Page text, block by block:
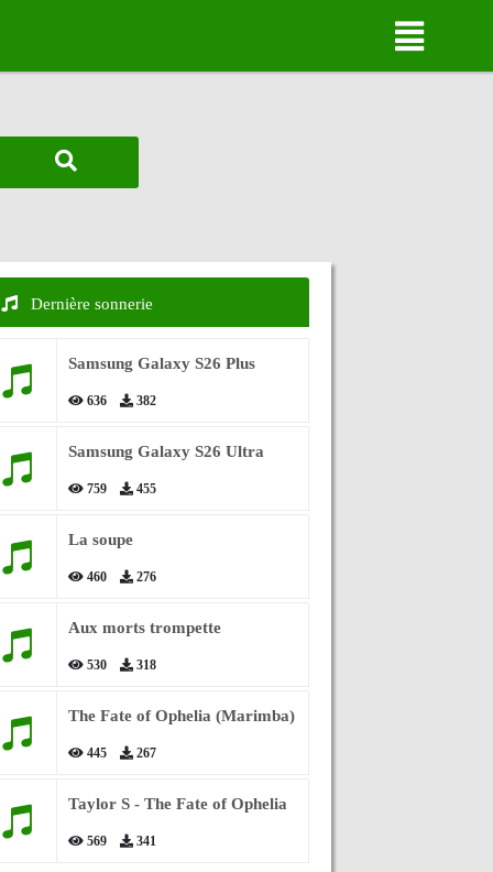
Dernière sonnerie
Samsung Galaxy S26 Plus
636 382
Samsung Galaxy S26 Ultra
759 455
La soupe
460 276
Aux morts trompette
530 318
The Fate of Ophelia (Marimba)
445 267
Taylor S - The Fate of Ophelia
569 341